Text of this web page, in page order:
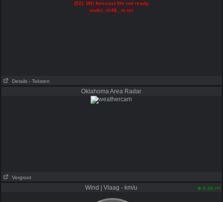
(52): WU forecast file not ready
wufct_nl-NL_m.txt
Details - Teksten
Oklahoma Area Radar
Vergroot
Wind | Vlaag - km/u 5:48 pm